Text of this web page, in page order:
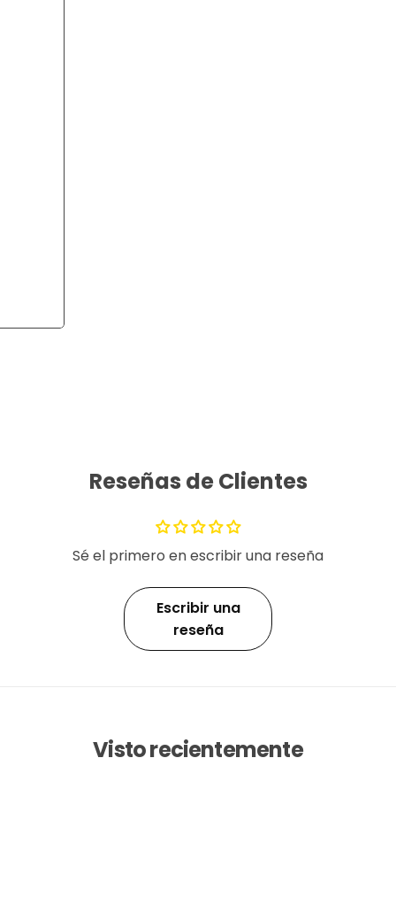
Reseñas de Clientes
Sé el primero en escribir una reseña
Escribir una
reseña
Visto recientemente